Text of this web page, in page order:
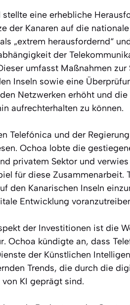
eine erhebliche
der Kanaren auf die
„extrem herausfordernd“
der
umfasst Maßnahmen
Inseln sowie eine
Netzwerken erhöht und
aufrechterhalten zu können.
Telefónica und der
Ochoa lobte die
privatem Sektor und
für diese Zusammenarbeit.
den Kanarischen Inseln
Entwicklung
der Investitionen ist die
Ochoa kündigte an, dass
der Künstlichen
Trends, die durch die
KI geprägt sind.